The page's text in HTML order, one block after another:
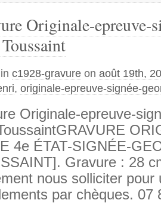
Originale-epreuve-
in c1928-gravure on août 19th,
, originale-epreuve-signée-
Originale-epreuve-
4e ÉTAT-SIGNÉE-
Gravure : 28
nous solliciter pour
par chèques. 07